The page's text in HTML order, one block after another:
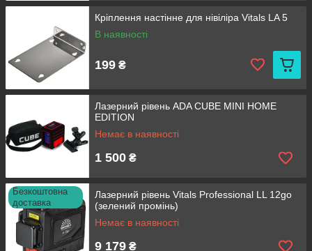
Кріплення настінне для нівіліра Vitals LA 5
В наявності
199 ₴
Лазерний рівень ADA CUBE MINI HOME
EDITION
Немає в наявності
1 500 ₴
Безкоштовна
доставка
Лазерний рівень Vitals Professional LL 12go
(зелений промінь)
Немає в наявності
9 179 ₴